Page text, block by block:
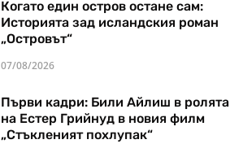
Когато един остров остане сам:
Историята зад исландския роман
„Островът“
07/08/2026
Първи кадри: Били Айлиш в ролята
на Естер Грийнуд в новия филм
„Стъкленият похлупак“